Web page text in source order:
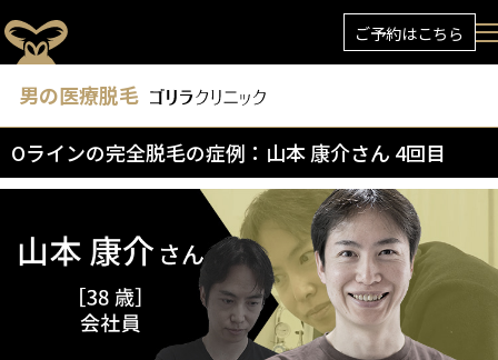
ご予約はこちら
男の医療脱毛
Oラインの完全脱毛の症例：山本 康介さん 4回目